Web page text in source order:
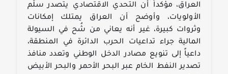
العراق، مؤكداً أن التحدي الاقتصادي يتصدر سلّم
الأولويات، وأوضح أن العراق يمتلك إمكانات
وثروات كبيرة، غير أنه يعاني من شُح في السيولة
المالية جراء تداعيات الحرب الدائرة في المنطقة،
داعياً إلى تنويع مصادر الدخل الوطني وتعدد منافذ
تصدير النفط الخام عبر البحر الأحمر والبحر الأبيض